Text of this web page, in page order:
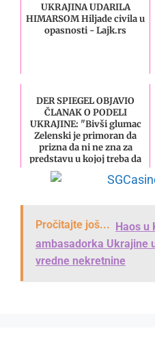
UKRAJINA UDARILA
HIMARSOM Hiljade civila u
opasnosti - Lajk.rs
DER SPIEGEL OBJAVIO
ČLANAK O PODELI
UKRAJINE: "Bivši glumac
Zelenski je primoran da
prizna da ni ne zna za
predstavu u kojoj treba da
Pročitajte još... Haos u
ambasadorka Ukrajine
vredne nekretnine